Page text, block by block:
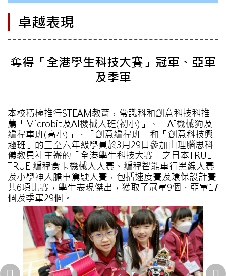
卓越表現
奪得「全港學生科技大賽」冠軍、亞軍
及季軍
本校積極推行STEAM教育，常識科和創意科技科推
薦「Microbit及AI機械人班(初小)」、「AI機械狗及
編程車班(高小)」、「創意編程班」和「創意科技興
趣班」的二至六年級學員於3月29日參加由理腦思科
儀教具社主辦的「全港學生科技大賽」之日本TRUE
TRUE 編程食卡機械人大賽、編程智能車行黑線大賽
及小學神大膽車駕駛大賽，包括速度賽及環保設計賽
共6項比賽，學生表現傑出，獲取了冠軍9個、亞軍17
個及季軍29個。